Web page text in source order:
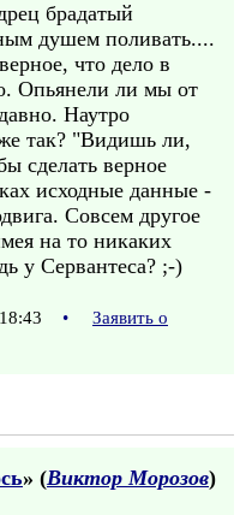
брадатый
душем поливать....
что дело в
Опьянели ли мы от
Наутро
так? "Видишь ли,
сделать верное
исходные данные -
Совсем другое
на то никаких
у Сервантеса? ;-)
•
Заявить о
» (Виктор Морозов)